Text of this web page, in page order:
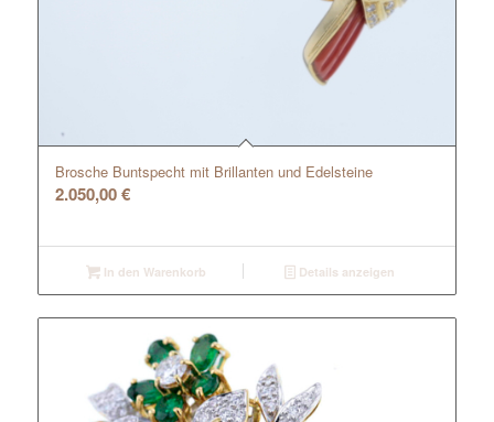
Brosche Buntspecht mit Brillanten und Edelsteine
2.050,00€
In den Warenkorb Details anzeigen